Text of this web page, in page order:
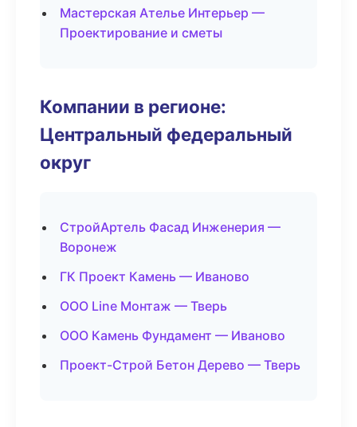
Мастерская Ателье Интерьер —
Проектирование и сметы
Компании в регионе:
Центральный федеральный
округ
СтройАртель Фасад Инженерия —
Воронеж
ГК Проект Камень — Иваново
ООО Line Монтаж — Тверь
ООО Камень Фундамент — Иваново
Проект-Строй Бетон Дерево — Тверь